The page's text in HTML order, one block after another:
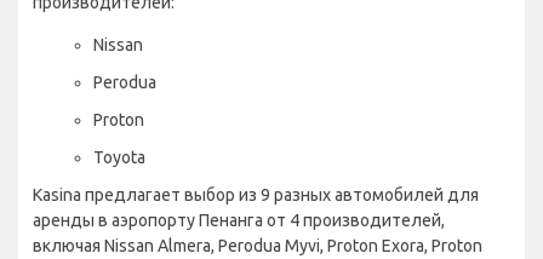
Nissan
Perodua
Proton
Toyota
Kasina предлагает выбор из 9 разных автомобилей для
аренды в аэропорту Пенанга от 4 производителей,
включая Nissan Almera, Perodua Myvi, Proton Exora, Proton